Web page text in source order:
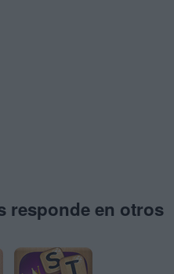
responde en otros